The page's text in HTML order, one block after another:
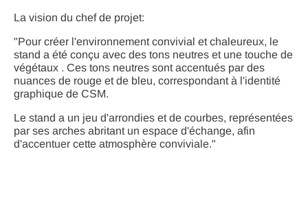
La vision du chef de projet:
"Pour créer l'environnement convivial et chaleureux, le
stand a été conçu avec des tons neutres et une touche de
végétaux . Ces tons neutres sont accentués par des
nuances de rouge et de bleu, correspondant à l'identité
graphique de CSM.
Le stand a un jeu d'arrondies et de courbes, représentées
par ses arches abritant un espace d'échange, afin
d'accentuer cette atmosphère conviviale."